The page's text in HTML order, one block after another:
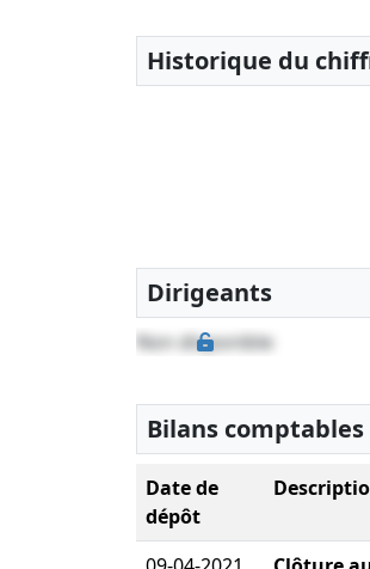
Historique du
Dirigeants
Non disponible
Bilans comptables
Date de
dépôt